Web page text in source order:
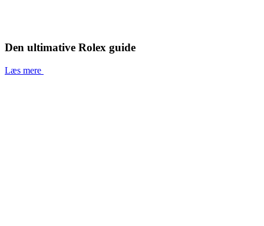
Den ultimative Rolex guide
Læs mere